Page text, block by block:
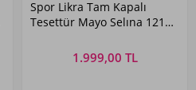
Spor Likra Tam Kapalı
Tesettür Mayo Selına 1217
1.999,00 TL